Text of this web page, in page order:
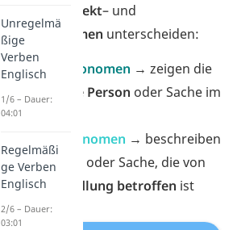
Subjekt– und
Objektpronomen unterscheiden:
Subjekt
pronomen → zeigen die
handelnde Person oder Sache im
Satz
Objektpronomen → beschreiben
die Person oder Sache, die von
einer
Handlung betroffen ist
Unregelmä
ßige
Verben
Englisch
1/6 – Dauer:
04:01
Regelmäßi
ge Verben
Englisch
2/6 – Dauer:
03:01